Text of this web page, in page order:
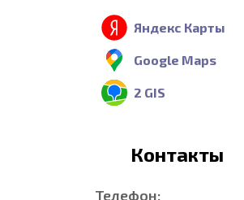
Яндекс Карты
Google Maps
2 GIS
Контакты
Телефон: